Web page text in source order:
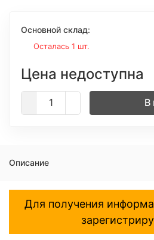
Основной склад:
Осталась 1 шт.
Цена недоступна
В
Описание
Для получения